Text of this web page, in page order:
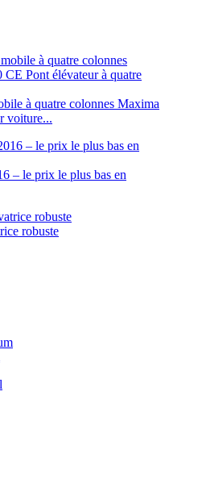
à quatre colonnes Maxima
voiture...
– le prix le plus bas en
robuste